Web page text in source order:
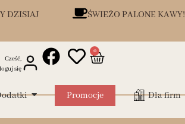
DZISIAJ ŚWIEŻO PALONE KAWY!
Cześć,
się
0
Promocje Dla firm